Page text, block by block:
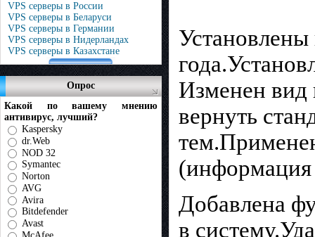
VPS серверы в России
VPS серверы в Беларуси
VPS серверы в Германии
VPS серверы в Нидерландах
VPS серверы в Казахстане
Опрос
Какой по вашему мнению
антивирус, лучший?
Kaspersky
dr.Web
NOD 32
Symantec
Norton
AVG
Avira
Bitdefender
Avast
Изменен вид
вернуть
(информация
Добавлена
в